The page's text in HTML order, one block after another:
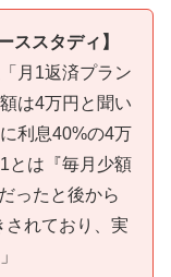
ススタディ】
月1返済プラン
は4万円と聞い
利息40%の4万
とは『毎月少額
ったと後から
されており、実